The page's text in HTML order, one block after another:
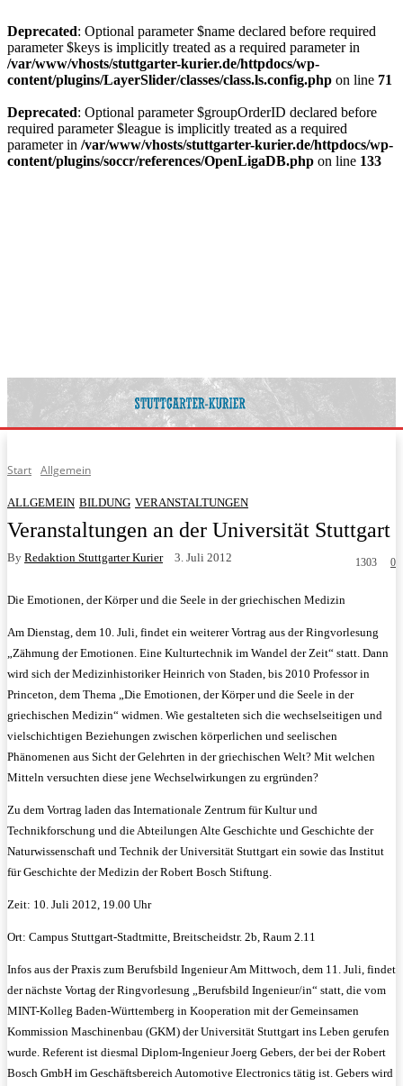
Deprecated: Optional parameter $name declared before required
parameter $keys is implicitly treated as a required parameter in
/var/www/vhosts/stuttgarter-kurier.de/httpdocs/wp-
content/plugins/LayerSlider/classes/class.ls.config.php on line 71
Deprecated: Optional parameter $groupOrderID declared before
required parameter $league is implicitly treated as a required
parameter in /var/www/vhosts/stuttgarter-kurier.de/httpdocs/wp-
content/plugins/soccr/references/OpenLigaDB.php on line 133
Start Allgemein
ALLGEMEIN BILDUNG VERANSTALTUNGEN
Veranstaltungen an der Universität Stuttgart
By Redaktion Stuttgarter Kurier 3. Juli 2012 0
1303
Die Emotionen, der Körper und die Seele in der griechischen Medizin
Am Dienstag, dem 10. Juli, findet ein weiterer Vortrag aus der Ringvorlesung
„Zähmung der Emotionen. Eine Kulturtechnik im Wandel der Zeit“ statt. Dann
wird sich der Medizinhistoriker Heinrich von Staden, bis 2010 Professor in
Princeton, dem Thema „Die Emotionen, der Körper und die Seele in der
griechischen Medizin“ widmen. Wie gestalteten sich die wechselseitigen und
vielschichtigen Beziehungen zwischen körperlichen und seelischen
Phänomenen aus Sicht der Gelehrten in der griechischen Welt? Mit welchen
Mitteln versuchten diese jene Wechselwirkungen zu ergründen?
Zu dem Vortrag laden das Internationale Zentrum für Kultur und
Technikforschung und die Abteilungen Alte Geschichte und Geschichte der
Naturwissenschaft und Technik der Universität Stuttgart ein sowie das Institut
für Geschichte der Medizin der Robert Bosch Stiftung.
Zeit: 10. Juli 2012, 19.00 Uhr
Ort: Campus Stuttgart-Stadtmitte, Breitscheidstr. 2b, Raum 2.11
Infos aus der Praxis zum Berufsbild Ingenieur Am Mittwoch, dem 11. Juli, findet
der nächste Vortag der Ringvorlesung „Berufsbild Ingenieur/in“ statt, die vom
MINT-Kolleg Baden-Württemberg in Kooperation mit der Gemeinsamen
Kommission Maschinenbau (GKM) der Universität Stuttgart ins Leben gerufen
wurde. Referent ist diesmal Diplom-Ingenieur Joerg Gebers, der bei der Robert
Bosch GmbH im Geschäftsbereich Automotive Electronics tätig ist. Gebers wird